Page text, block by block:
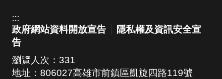
:::
政府網站資料開放宣告
隱私權及資訊安全宣
告
瀏覽人次： 331
地址：806027高雄市前鎮區凱旋四路119號